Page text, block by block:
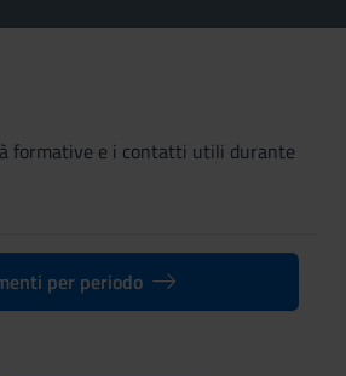
formative e i contatti utili durante
per periodo